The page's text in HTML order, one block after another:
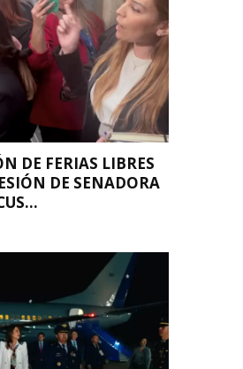
DE FERIAS LIBRES
DE SENADORA